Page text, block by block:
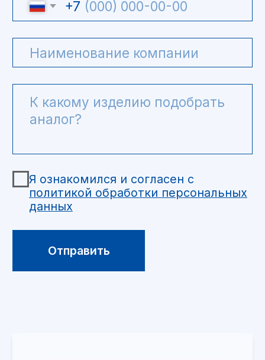
шоссе 73, офис 427
ООО "Интелис" -
взрывозащищенное
оборудование
Политика обработки персональных данных
info@intel-is.ru